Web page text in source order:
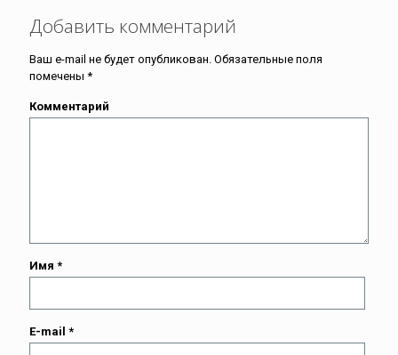
Добавить комментарий
Ваш e-mail не будет опубликован. Обязательные поля
помечены *
Комментарий
Имя *
E-mail *